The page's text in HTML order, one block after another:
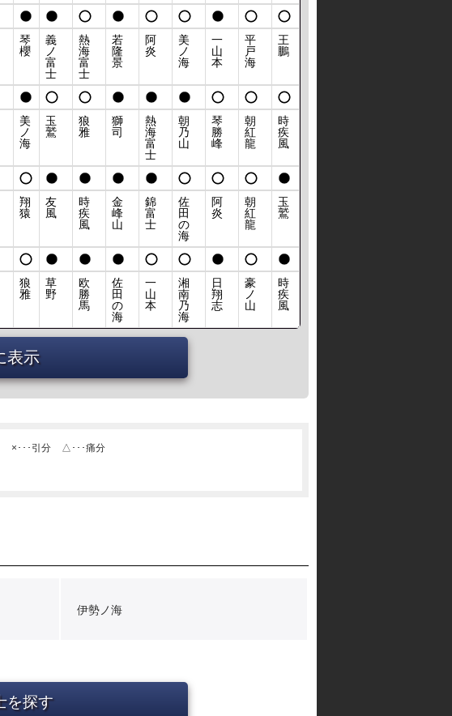
琴
櫻
義
ノ
富
士
熱
海
富
士
若
隆
景
阿
炎
美
ノ
海
一
山
本
平
戸
海
王
鵬
美
ノ
海
玉
鷲
狼
雅
獅
司
熱
海
富
士
朝
乃
山
琴
勝
峰
朝
紅
龍
時
疾
風
翔
猿
友
風
時
疾
風
金
峰
山
錦
富
士
佐
田
の
海
阿
炎
朝
紅
龍
玉
鷲
狼
雅
草
野
欧
勝
馬
佐
田
の
海
一
山
本
湘
南
乃
海
日
翔
志
豪
ノ
山
時
疾
風
表示
×･･･引分 △･･･痛分
伊勢ノ海
を探す